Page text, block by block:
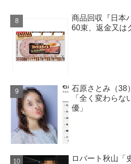
商品回収『日本
60束、返金又は
石原さとみ（38
「全く変わら
優」
ロバート秋山「